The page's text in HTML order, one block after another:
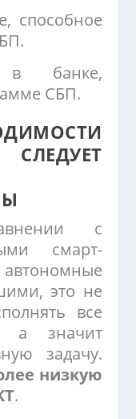
способное
в банке,
СБП.
с
смарт-
это не
все
а значит
задачу.
низкую
.